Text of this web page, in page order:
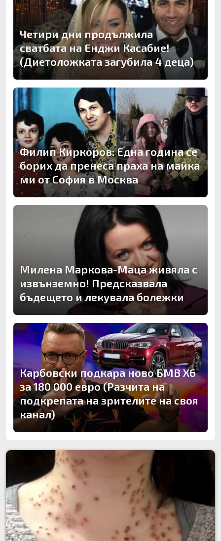
Четири дни продължила
сватбата на Енджи Касабие!
(Диетоложката загубила 4 деца)
Филип Киркоров: Една година се
борих да пренеса праха на майка
ми от София в Москва
Милена Маркова-Маца живяла с
извънземно! Предсказвала
бъдещето и лекувала болежки
Карбовски подкара ново БМВ Х6
за 180 000 евро (Разчита на
подкрепата на зрителите на своя
канал)